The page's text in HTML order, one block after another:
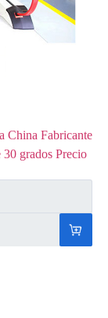
China Fabricante
30 grados Precio